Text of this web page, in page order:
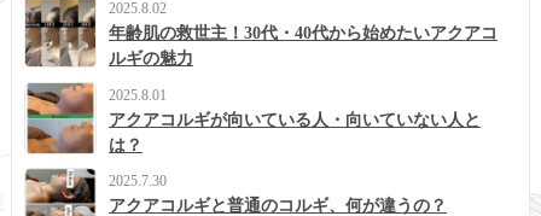
2025.8.02
年齢肌の救世主！30代・40代から始めたいアクアコ
ルギの魅力
2025.8.01
アクアコルギが向いている人・向いていない人と
は？
2025.7.30
アクアコルギと普通のコルギ、何が違うの？